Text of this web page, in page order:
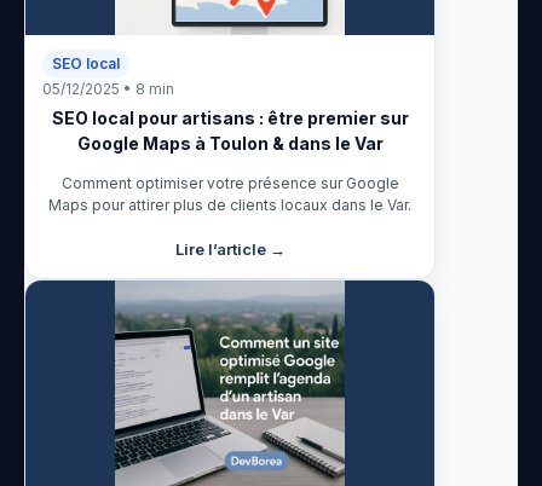
SEO local
05/12/2025 • 8 min
SEO local pour artisans : être premier sur
Google Maps à Toulon & dans le Var
Comment optimiser votre présence sur Google
Maps pour attirer plus de clients locaux dans le Var.
Lire l’article →